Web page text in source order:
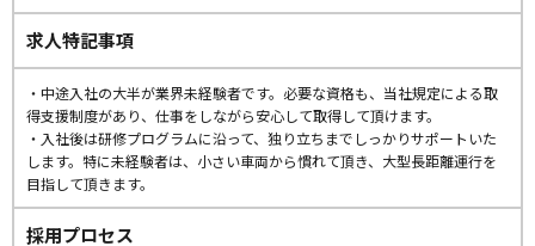
求人特記事項
・中途入社の大半が業界未経験者です。必要な資格も、当社規定による取
得支援制度があり、仕事をしながら安心して取得して頂けます。
・入社後は研修プログラムに沿って、独り立ちまでしっかりサポートいた
します。特に未経験者は、小さい車両から慣れて頂き、大型長距離運行を
目指して頂きます。
採用プロセス